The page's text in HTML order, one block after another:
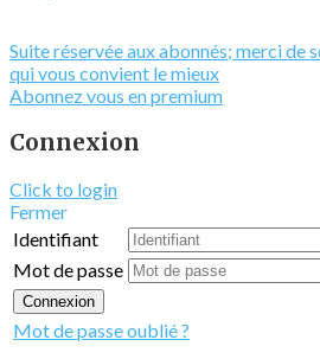
Suite réservée aux abonnés; merci de
qui vous convient le mieux
Abonnez vous en premium
Connexion
Click to login
Fermer
Identifiant
Mot de passe
Connexion
Mot de passe oublié ?